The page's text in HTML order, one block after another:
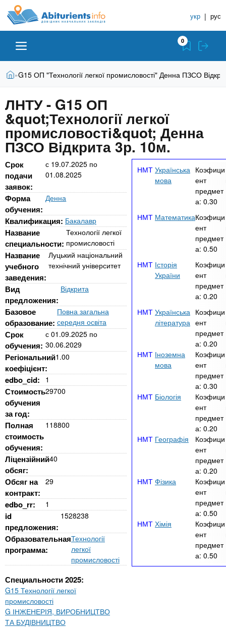
ю
A
b
i
t
u
r
i
e
n
t
s
.
i
n
f
o
п
р
в
о
н
и
к
У
ч
е
б
н
ы
х
з
а
в
е
д
е
н
и
й
укр | рус
Абитуриенту
Вузы
Колледжи
Курсы
MBA
Онлайн курсы
За рубежом
0
В
д
е
с
ь
Главная
»G15 ОП "Технології легкої промисловості" Денна ПЗСО
ЛНТУ - G15 ОП
&quot;Технології легкої
промисловості&quot; Денна
ПЗСО Відкрита 3р. 10м.
Срок
подачи
заявок:
с 19.07.2025 по
01.08.2025
Форма
обучения:
Денна
Квалификация: Бакалавр
Название
специальности:
Технології легкої
промисловості
Название
учебного
заведения:
Луцький національний
технічний університет
Вид
предложения:
Відкрита
Базовое
образование:
Повна загальна
середня освіта
Срок
обучения:
с01.09.2025 по
30.06.2029
Регіональний
коефіцієнт:
1.00
edbo_cid: 1
Стоимость
обучения
за год:
29700
Полная
стоимость
обучения:
118800
Ліцензійний
обсяг:
40
Обсяг на
контракт:
29
edbo_rr: 1
id
предложения:
1528238
Образовательная
программа:
Технології
легкої
промисловості
Українська
мова
Коэфици
ент
предмет
а: 0.30
МатематикаКоэфици
ент
предмет
а: 0.50
Історія
України
Коэфици
ент
предмет
а: 0.20
Українська
література
Коэфици
ент
предмет
а: 0.20
Іноземна
мова
Коэфици
ент
предмет
а: 0.30
Біологія
Коэфици
ент
предмет
а: 0.20
Географія
Коэфици
ент
предмет
а: 0.20
Фізика
Коэфици
ент
предмет
а: 0.50
Хімія
Коэфици
ент
предмет
а: 0.50
Специальности 2025:
G15 Технології легкої
промисловості
G ІНЖЕНЕРІЯ, ВИРОБНИЦТВО
ТА БУДІВНИЦТВО